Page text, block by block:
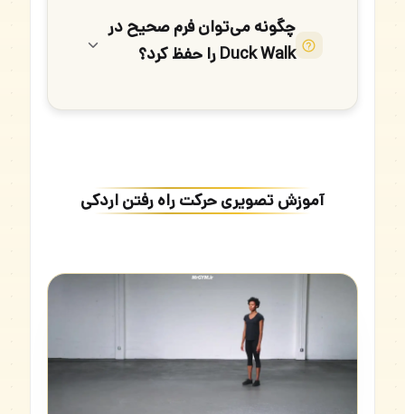
چگونه می‌توان فرم صحیح در
Duck Walk را حفظ کرد؟
آموزش تصویری حرکت راه رفتن اردکی